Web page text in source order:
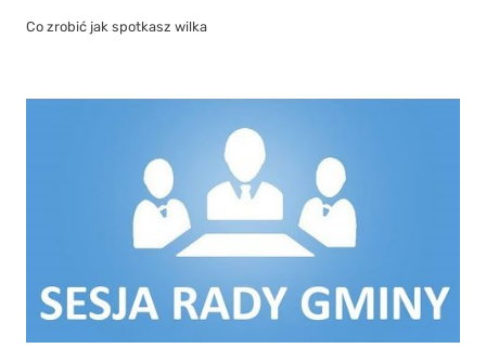
Co zrobić jak spotkasz wilka